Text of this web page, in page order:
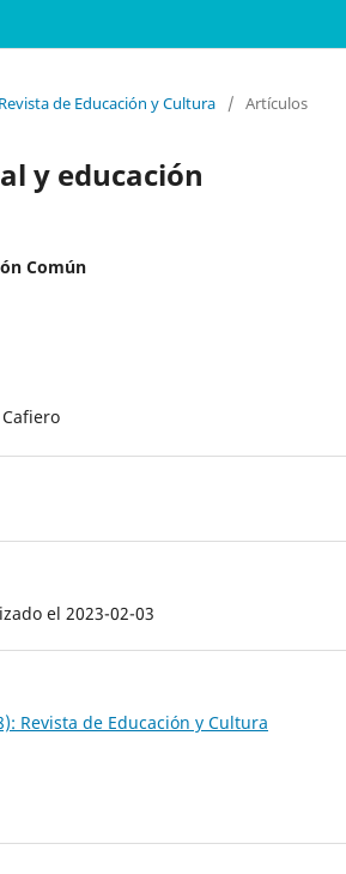
de Educación y Cultura
/ Artículos
y educación
Común
el 2023-02-03
Revista de Educación y Cultura